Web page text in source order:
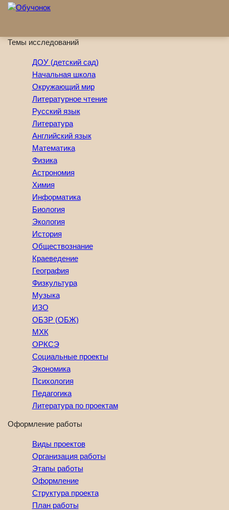
Перейти к основному содержанию
Темы исследований
ДОУ (детский сад)
Начальная школа
Окружающий мир
Литературное чтение
Русский язык
Литература
Английский язык
Математика
Физика
Астрономия
Химия
Информатика
Биология
Экология
История
Обществознание
Краеведение
География
Физкультура
Музыка
ИЗО
ОБЗР (ОБЖ)
МХК
ОРКСЭ
Социальные проекты
Экономика
Психология
Педагогика
Литература по проектам
Оформление работы
Виды проектов
Организация работы
Этапы работы
Оформление
Структура проекта
План работы